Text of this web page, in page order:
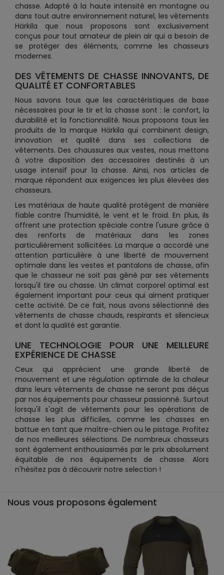
chasse. Adapté à la haute intensité en montagne ou
dans tout autre environnement naturel, les vêtements
Härkila que nous proposons sont exclusivement
conçus pour tout amateur de plein air qui a besoin de
se protéger des éléments, comme les chasseurs
modernes.
DES VÊTEMENTS DE CHASSE INNOVANTS, DE
QUALITÉ ET CONFORTABLES
Nous savons tous que les caractéristiques de base
nécessaires pour le tir et la chasse sont : le confort, la
durabilité et la fonctionnalité. Nous proposons tous les
produits de la marque Härkila qui combinent design,
innovation et qualité dans ses collections de
vêtements. Des chaussures aux vestes, nous mettons
à votre disposition des accessoires destinés à un
usage intensif pour la chasse. Ainsi, nos articles de
marque répondent aux exigences les plus élevées des
chasseurs.
Les matériaux de haute qualité protègent de manière
fiable contre l'humidité, le vent et le froid. En plus, ils
offrent une protection spéciale contre l'usure grâce à
des renforts de matériaux dans les zones
particulièrement sollicitées. La marque a accordé une
attention particulière à une liberté de mouvement
optimale dans les vestes et pantalons de chasse, afin
que le chasseur ne soit pas gêné par ses vêtements
lorsqu'il tire ou chasse. Un climat corporel optimal est
également important pour ceux qui aiment pratiquer
cette activité. De ce fait, nous avons sélectionné des
vêtements de chasse chauds, respirants et silencieux
et dont la qualité est garantie.
UNE TECHNOLOGIE POUR UNE MEILLEURE
EXPÉRIENCE DE CHASSE
Ceux qui apprécient une grande liberté de
mouvement et une régulation optimale de la chaleur
dans leurs vêtements de chasse ne seront pas déçus
par nos équipements pour chasseur passionné. Surtout
lorsqu'il s'agit de vêtements pour les opérations de
chasse les plus difficiles, comme les chasses en
battue en tant que maître-chien ou le pistage. Profitez
de nos meilleures sélections. De nombreux chasseurs
sont également enthousiasmés par le prix absolument
équitable de nos équipements de chasse. Alors
n'hésitez pas à découvrir notre selection !
Nous vous proposons également